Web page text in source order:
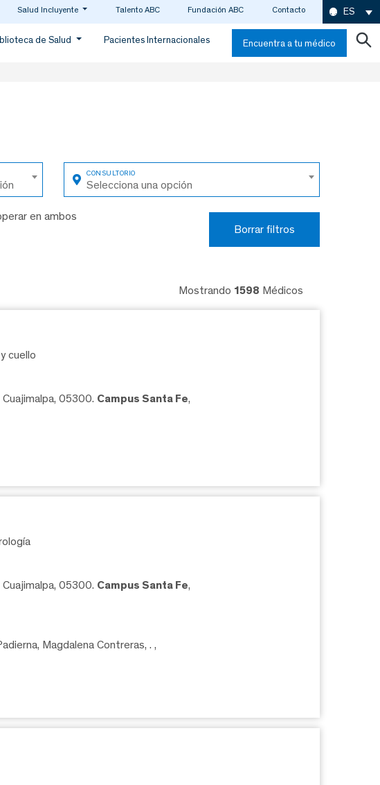
Salud Incluyente Talento ABC Fundación ABC Contacto ES
de Salud Pacientes Internacionales Encuentra a tu médico
Selecciona una opción
en ambos
Borrar filtros
Mostrando 1598 Médicos
cuello
05300. Campus Santa Fe,
05300. Campus Santa Fe,
Magdalena Contreras, . ,